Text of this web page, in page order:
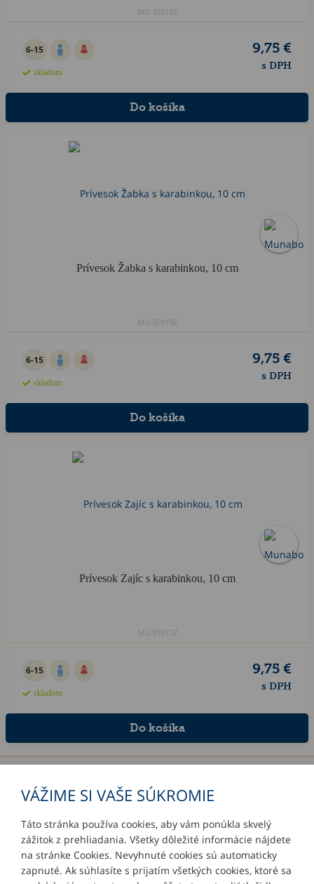
MU.35918Z
6-15
skladom
9,75 €
s DPH
Prívesok Žabka s karabinkou, 10 cm
MU.35919Z
6-15
skladom
9,75 €
s DPH
Prívesok Zajíc s karabinkou, 10 cm
MU.35917Z
6-15
skladom
9,75 €
s DPH
INFORMÁCIE
MÔJ ÚČET
VÁŽIME SI VAŠE SÚKROMIE
Táto stránka používa cookies, aby vám ponúkla skvelý
zážitok z prehliadania. Všetky dôležité informácie nájdete
na stránke Cookies. Nevyhnuté cookies sú automaticky
zapnuté. Ak súhlasíte s prijatím všetkých cookies, ktoré sa